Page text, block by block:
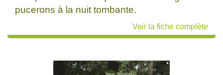
pucerons à la nuit tombante.
Voir la fiche complète